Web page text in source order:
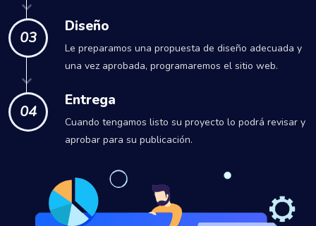
03
Diseño
Le preparamos una propuesta de diseño adecuada y
una vez aprobada, programaremos el sitio web.
04
Entrega
Cuando tengamos listo su proyecto lo podrá revisar y
aprobar para su publicación.